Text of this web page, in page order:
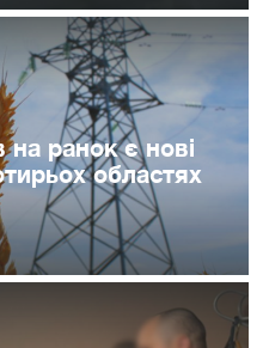
на ранок є нові
областях